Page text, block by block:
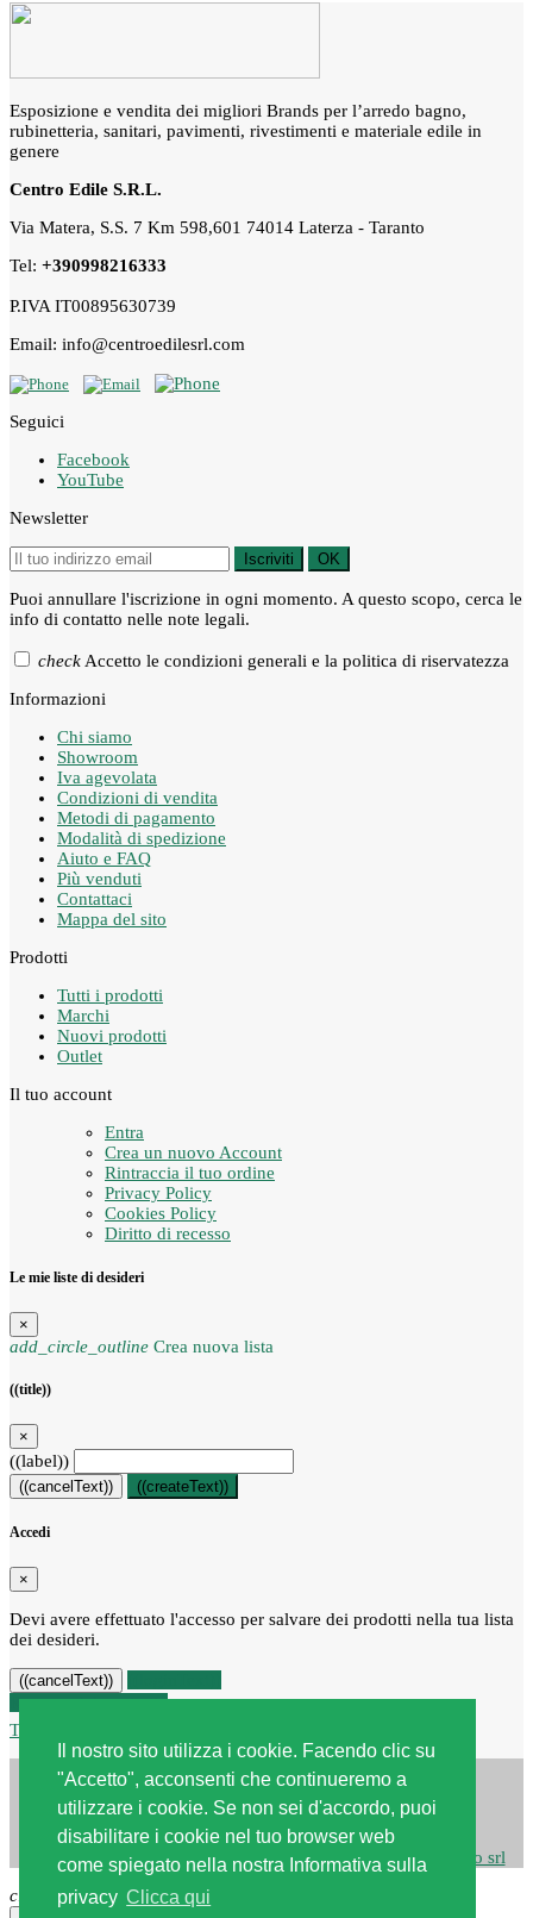
Il nostro sito utilizza i cookie. Facendo clic su
"Accetto", acconsenti che continueremo a
utilizzare i cookie. Se non sei d'accordo, puoi
disabilitare i cookie nel tuo browser web
come spiegato nella nostra Informativa sulla
privacy Clicca qui
Esposizione e vendita dei migliori Brands per l’arredo bagno,
rubinetteria, sanitari, pavimenti, rivestimenti e materiale edile in
genere
Centro Edile S.R.L.
Via Matera, S.S. 7 Km 598,601 74014 Laterza - Taranto
Tel: +390998216333
P.IVA IT00895630739
Email: info@centroedilesrl.com
Seguici
Facebook
YouTube
Newsletter
Iscriviti OK
Puoi annullare l'iscrizione in ogni momento. A questo scopo, cerca le
info di contatto nelle note legali.
check Accetto le condizioni generali e la politica di riservatezza
Informazioni
Chi siamo
Showroom
Iva agevolata
Condizioni di vendita
Metodi di pagamento
Modalità di spedizione
Aiuto e FAQ
Più venduti
Contattaci
Mappa del sito
Prodotti
Tutti i prodotti
Marchi
Nuovi prodotti
Outlet
Il tuo account
Entra
Crea un nuovo Account
Rintraccia il tuo ordine
Privacy Policy
Cookies Policy
Diritto di recesso
Le mie liste di desideri
×
add_circle_outline Crea nuova lista
((title))
×
((label))
((cancelText)) ((createText))
Accedi
×
Devi avere effettuato l'accesso per salvare dei prodotti nella tua lista
dei desideri.
((cancelText))
Recesso dal contratto
Traccia stato del recesso
Copyright © 2026Centro edile srl| Powered byWebstudio srl
close